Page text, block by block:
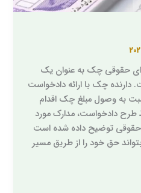
حقوقی چک به عنوان یک
چک با ارائه دادخواست
به وصول مبلغ چک اقدام
طرح دادخواست، مدارک مورد
حقوقی توضیح داده شده است
حق خود را از طریق مسیر